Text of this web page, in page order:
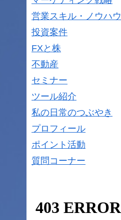
営業スキル・ノウハウ
投資案件
FXと株
不動産
セミナー
ツール紹介
私の日常のつぶやき
プロフィール
ポイント活動
質問コーナー